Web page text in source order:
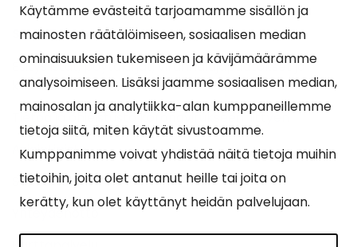
Käytämme evästeitä tarjoamamme sisällön ja
mainosten räätälöimiseen, sosiaalisen median
ominaisuuksien tukemiseen ja kävijämäärämme
analysoimiseen. Lisäksi jaamme sosiaalisen median,
mainosalan ja analytiikka-alan kumppaneillemme
tietoja siitä, miten käytät sivustoamme.
Kumppanimme voivat yhdistää näitä tietoja muihin
tietoihin, joita olet antanut heille tai joita on
kerätty, kun olet käyttänyt heidän palvelujaan.
Suosituimmat sivut
Esityslistat, pöytäkirjat, viranhaltijapäätökset ja
kuulutukset
Tietoa ja ohjeistusta koronavirukseen liittyen
Asiointipiste
Sähköinen asiointi
Yhteydenotto